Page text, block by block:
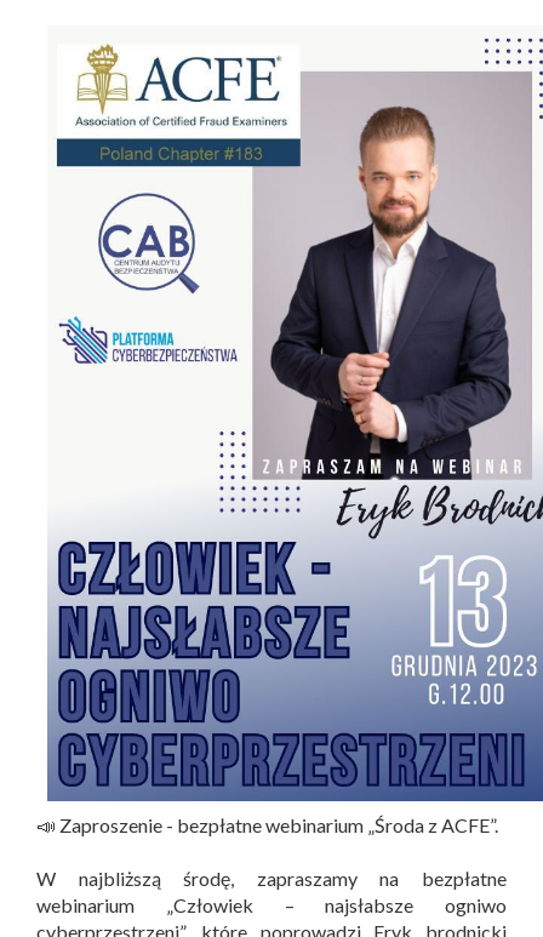
📣 Zaproszenie - bezpłatne webinarium „Środa z ACFE”.
W najbliższą środę, zapraszamy na bezpłatne
webinarium „Człowiek – najsłabsze ogniwo
cyberprzestrzeni”, które poprowadzi Eryk brodnicki